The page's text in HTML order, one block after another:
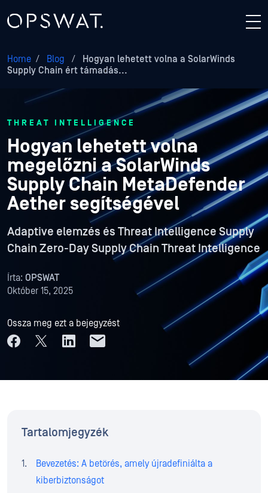
Home / Blog /
Hogyan lehetett volna a SolarWinds
Supply Chain ért támadás...
THREAT INTELLIGENCE
Hogyan lehetett volna
megelőzni a SolarWinds
Supply Chain MetaDefender
Aether segítségével
Adaptive elemzés és Threat Intelligence Supply
Chain Zero-Day Supply Chain Threat Intelligence
Írta: OPSWAT
Október 15, 2025
Ossza meg ezt a bejegyzést
Tartalomjegyzék
Bevezetés: A betörés, amely újradefiniálta a
kiberbiztonságot